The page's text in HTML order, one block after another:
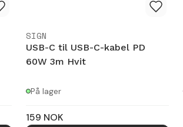
SIGN
USB-C til USB-C-kabel PD
60W 3m Hvit
På lager
159 NOK